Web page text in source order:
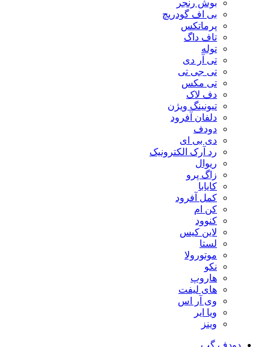
بوش رنجر
بی اف گودریچ
پرماتکس
تاف داگ
توله
تی آر دی
تی جی تی
تی مکس
دف لاک
تیونینگ ویژن
دلفان آفرود
دودف
دی بی ای
رد آرک الکترونیک
ریوال
زاگ پرو
کایابا
کمل آفرود
کن ام
کنوود
لاین کیس
لستا
موتورولا
نکو
هاروپ
های لیفت
وی آر اس
ویا ایر
وینز